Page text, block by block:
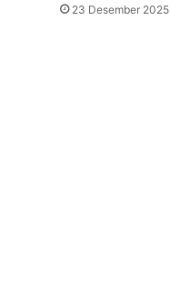
23 Desember 2025